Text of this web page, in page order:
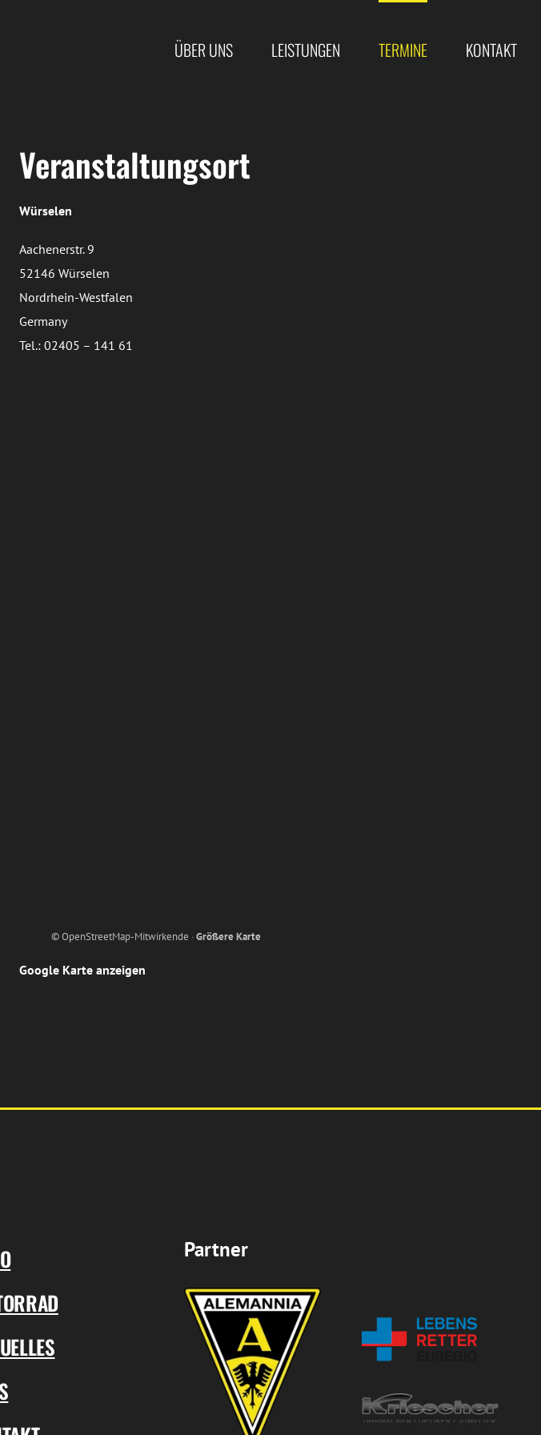
ÜBER UNS LEISTUNGEN TERMINE KONTAKT
Veranstaltungsort
Würselen
Aachenerstr. 9
52146 Würselen
Nordrhein-Westfalen
Germany
Tel.: 02405 – 141 61
© OpenStreetMap-Mitwirkende ·Größere Karte
Google Karte anzeigen
Partner